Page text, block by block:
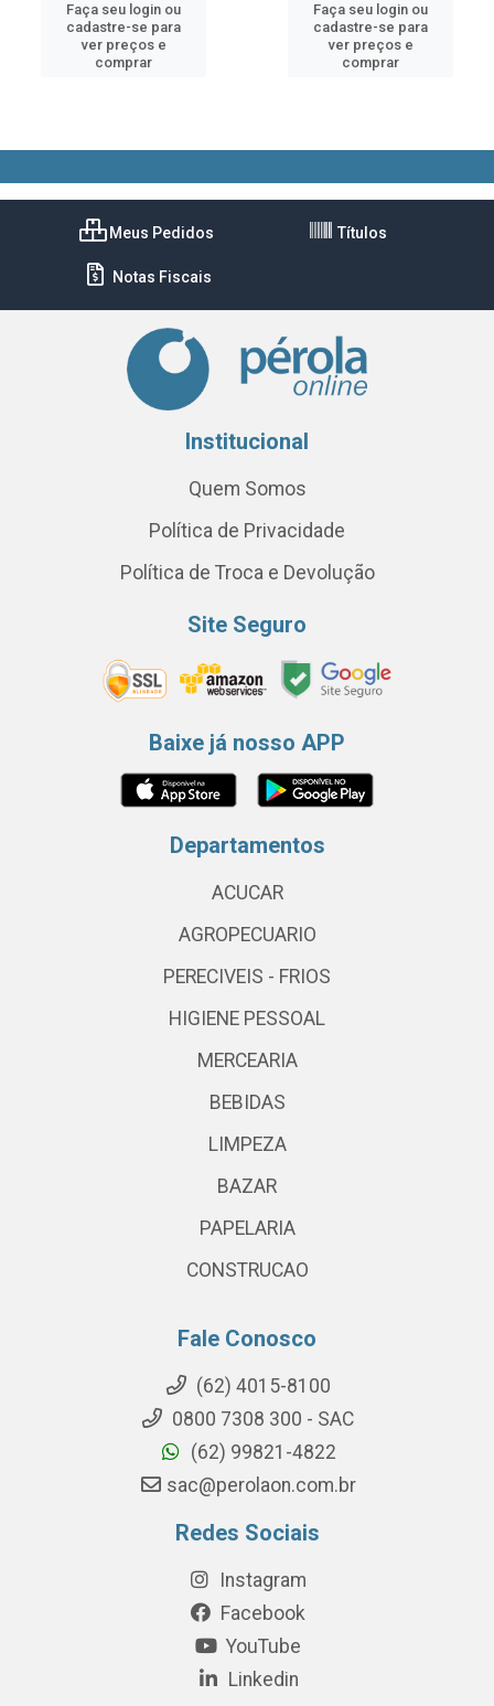
Faça seu login ou
cadastre-se para
ver preços e
comprar
Faça seu login ou
cadastre-se para
ver preços e
comprar
Meus Pedidos Títulos
Notas Fiscais
Institucional
Quem Somos
Política de Privacidade
Política de Troca e Devolução
Site Seguro
Baixe já nosso APP
Departamentos
ACUCAR
AGROPECUARIO
PERECIVEIS - FRIOS
HIGIENE PESSOAL
MERCEARIA
BEBIDAS
LIMPEZA
BAZAR
PAPELARIA
CONSTRUCAO
Fale Conosco
(62) 4015-8100
0800 7308 300 - SAC
(62) 99821-4822
sac@perolaon.com.br
Redes Sociais
Instagram
Facebook
YouTube
Linkedin